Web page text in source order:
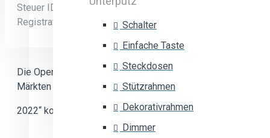
Schalter
Einfache Taste
Steckdosen
Stützrahmen
Dekorativrahmen
Dimmer
Steuer ID: SI68969333
Registrationsnummer: 5591988000
Die Operation „Upgrading E-Commerce mit dem Ziel der
Märkten in der Firma ELTEH d.o.o.“ wird durch die
2022“ kofinanziert. MEHR